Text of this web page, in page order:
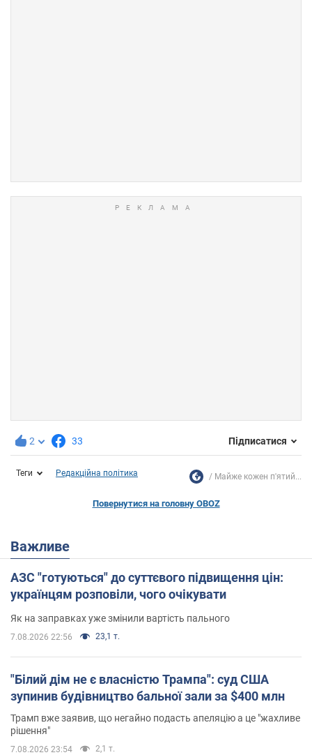
2 33 Підписатися
Теги Редакційна політика Майже кожен п'ятий...
Повернутися на головну OBOZ
Важливе
АЗС "готуються" до суттєвого підвищення цін:
українцям розповіли, чого очікувати
Як на заправках уже змінили вартість пального
7.08.2026 22:56 23,1 т.
"Білий дім не є власністю Трампа": суд США
зупинив будівництво бальної зали за $400 млн
Трамп вже заявив, що негайно подасть апеляцію а це "жахливе
рішення"
7.08.2026 23:54 2,1 т.